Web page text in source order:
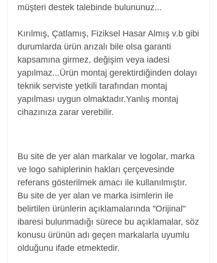
müşteri destek talebinde bulununuz...
Kırılmış, Çatlamış, Fiziksel Hasar Almış v.b gibi
durumlarda ürün arızalı bile olsa garanti
kapsamına girmez, değişim veya iadesi
yapılmaz...Ürün montaj gerektirdiğinden dolayı
teknik serviste yetkili tarafından montaj
yapılması uygun olmaktadır.Yanlış montaj
cihazınıza zarar verebilir.
Bu site de yer alan markalar ve logolar, marka
ve logo sahiplerinin hakları çerçevesinde
referans gösterilmek amacı ile kullanılmıştır.
Bu site de yer alan ve marka isimlerin ile
belirtilen ürünlerin açıklamalarında "Orijinal"
ibaresi bulunmadığı sürece bu açıklamalar, söz
konusu ürünün adı geçen markalarla uyumlu
olduğunu ifade etmektedir.